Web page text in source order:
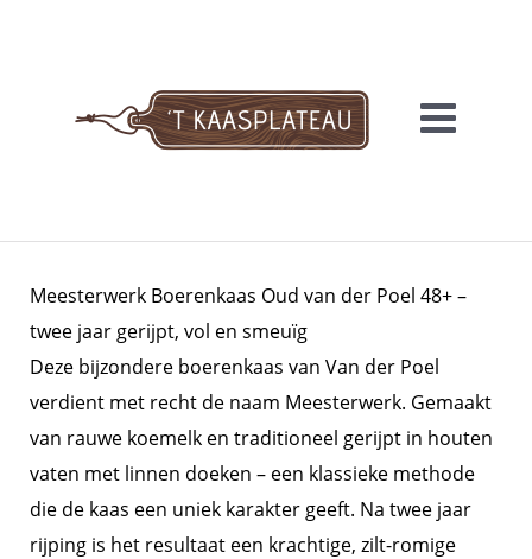
Meesterwerk Boerenkaas Oud van der Poel 48+ –
twee jaar gerijpt, vol en smeuïg
Deze bijzondere boerenkaas van Van der Poel
verdient met recht de naam Meesterwerk. Gemaakt
van rauwe koemelk en traditioneel gerijpt in houten
vaten met linnen doeken – een klassieke methode
die de kaas een uniek karakter geeft. Na twee jaar
rijping is het resultaat een krachtige, zilt-romige